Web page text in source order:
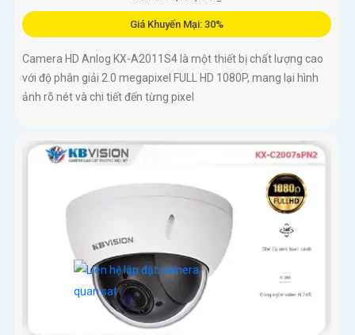
Giá Khuyến Mại: 30%
Camera HD Anlog KX-A2011S4 là một thiết bị chất lượng cao
với độ phân giải 2.0 megapixel FULL HD 1080P, mang lại hình
ảnh rõ nét và chi tiết đến từng pixel